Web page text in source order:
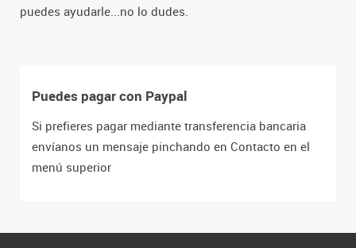
puedes ayudarle...no lo dudes.
Puedes pagar con Paypal
Si prefieres pagar mediante transferencia bancaria
envíanos un mensaje pinchando en Contacto en el
menú superior